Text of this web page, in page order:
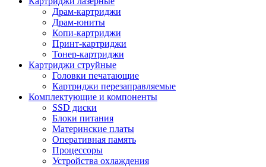
Драм-картриджи
Драм-юниты
Копи-картриджи
Принт-картриджи
Тонер-картриджи
Картриджи струйные
Головки печатающие
Картриджи перезаправляемые
Комплектующие и компоненты
SSD диски
Блоки питания
Материнские платы
Оперативная память
Процессоры
Устройства охлаждения